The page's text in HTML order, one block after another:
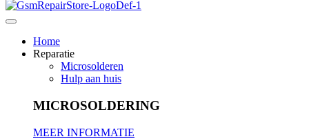
Home
Reparatie
Microsolderen
Hulp aan huis
MICROSOLDERING
MEER INFORMATIE